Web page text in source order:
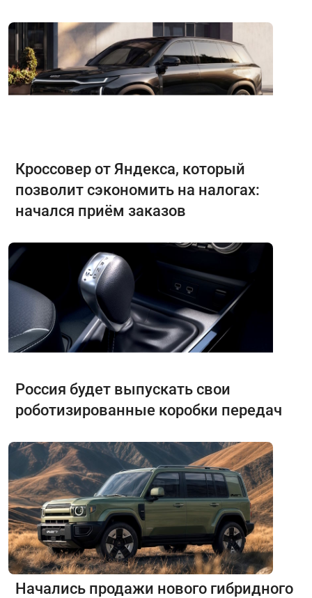
Кроссовер от Яндекса, который
позволит сэкономить на налогах:
начался приём заказов
Россия будет выпускать свои
роботизированные коробки передач
Начались продажи нового гибридного